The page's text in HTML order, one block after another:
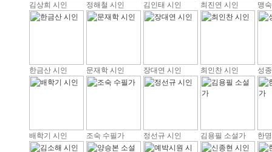
김상희 시인 정해철 시인 김인태 시인 최진연 시인 맹
한금산 시인 문재학 시인 장대연 시인 최인찬 시인 성
배학기 시인 조숙 수필가 정선규 시인 김용필 소설가 한